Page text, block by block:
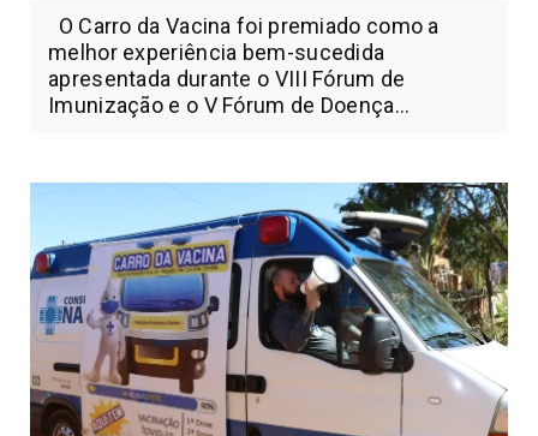
O Carro da Vacina foi premiado como a
melhor experiência bem-sucedida
apresentada durante o VIII Fórum de
Imunização e o V Fórum de Doença...